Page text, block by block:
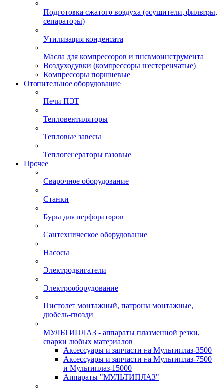
Подготовка сжатого воздуха (осушители, фильтры,
сепараторы)
Утилизация конденсата
Масла для компрессоров и пневмоинструмента
Воздуходувки (компрессоры шестеренчатые)
Компрессоры поршневые
Отопительное оборудование
Печи ПЭТ
Тепловентиляторы
Тепловые завесы
Теплогенераторы газовые
Прочее
Сварочное оборудование
Станки
Буры для перфораторов
Сантехническое оборудование
Насосы
Электродвигатели
Электрооборудование
Пистолет монтажный, патроны монтажные,
дюбель-гвозди
МУЛЬТИПЛАЗ - аппараты плазменной резки,
сварки любых материалов
Аксессуары и запчасти на Мультиплаз-3500
Аксессуары и запчасти на Мультиплаз-7500
и Мультиплаз-15000
Аппараты "МУЛЬТИПЛАЗ"